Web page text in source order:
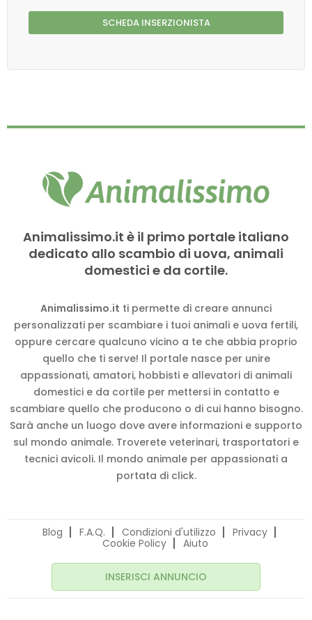
SCHEDA INSERZIONISTA
Animalissimo.it è il primo portale italiano
dedicato allo scambio di uova, animali
domestici e da cortile.
Animalissimo.it ti permette di creare annunci
personalizzati per scambiare i tuoi animali e uova fertili,
oppure cercare qualcuno vicino a te che abbia proprio
quello che ti serve! Il portale nasce per unire
appassionati, amatori, hobbisti e allevatori di animali
domestici e da cortile per mettersi in contatto e
scambiare quello che producono o di cui hanno bisogno.
Sarà anche un luogo dove avere informazioni e supporto
sul mondo animale. Troverete veterinari, trasportatori e
tecnici avicoli. Il mondo animale per appassionati a
portata di click.
Blog F.A.Q. Condizioni d'utilizzo
Privacy
Cookie Policy
Aiuto
INSERISCI ANNUNCIO